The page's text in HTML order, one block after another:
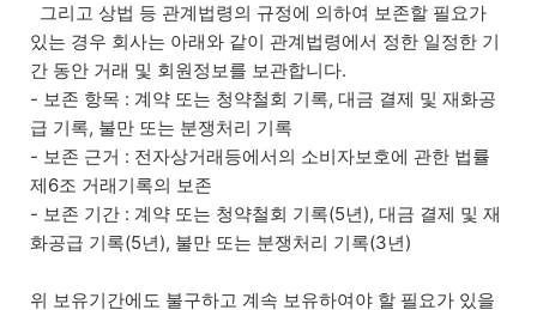
그리고 상법 등 관계법령의 규정에 의하여 보존할 필요가
있는 경우 회사는 아래와 같이 관계법령에서 정한 일정한 기
간 동안 거래 및 회원정보를 보관합니다.
- 보존 항목 : 계약 또는 청약철회 기록, 대금 결제 및 재화공
급 기록, 불만 또는 분쟁처리 기록
- 보존 근거 : 전자상거래등에서의 소비자보호에 관한 법률
제6조 거래기록의 보존
- 보존 기간 : 계약 또는 청약철회 기록(5년), 대금 결제 및 재
화공급 기록(5년), 불만 또는 분쟁처리 기록(3년)
위 보유기간에도 불구하고 계속 보유하여야 할 필요가 있을